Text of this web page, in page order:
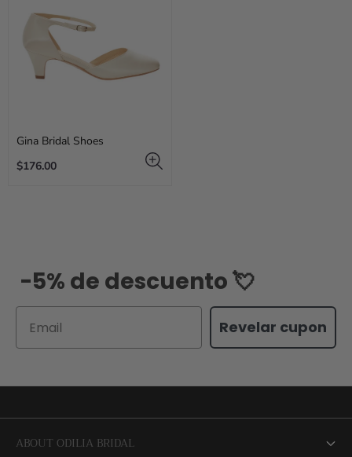
Gina Bridal Shoes
Regular
$176.00
-5% de descuento 💘
Revelar cupon
ABOUT ODILIA BRIDAL